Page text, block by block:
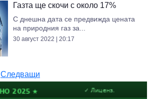
Газта ще скочи с около 17%
С днешна дата се предвижда цената
на природния газ за...
30 август 2022 | 20:17
Следващи